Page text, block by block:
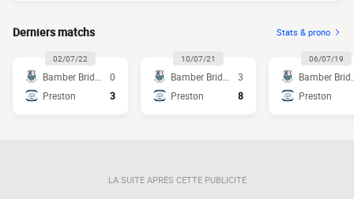
Derniers matchs Stats & prono
02/07/22
0
Preston
3
10/07/21
3
Preston
8
06/07/19
Preston
LA SUITE APRÈS CETTE PUBLICITÉ